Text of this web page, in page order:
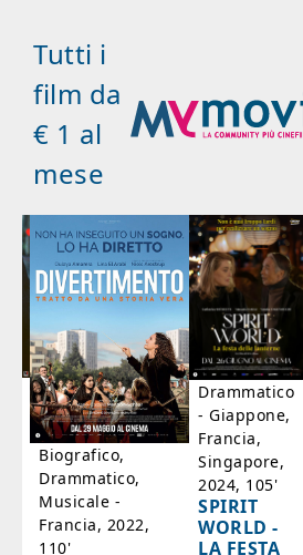
Tutti i
film da
€ 1 al
mese
Biografico,
Drammatico,
Musicale -
Francia, 2022,
110'
Drammatico
- Giappone,
Francia,
Singapore,
2024, 105'
SPIRIT
WORLD -
LA FESTA